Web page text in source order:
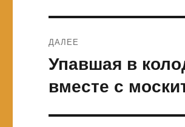
ДАЛЕЕ
Следующая
Упавшая в
вместе с